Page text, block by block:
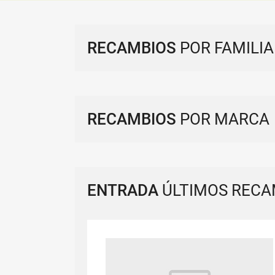
RECAMBIOS POR FAMILIA
RECAMBIOS POR MARCA
ENTRADA ÚLTIMOS